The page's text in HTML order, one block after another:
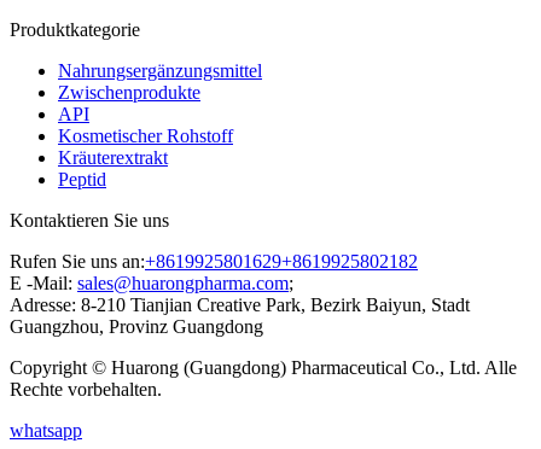
Produktkategorie
Nahrungsergänzungsmittel
Zwischenprodukte
API
Kosmetischer Rohstoff
Kräuterextrakt
Peptid
Kontaktieren Sie uns
Rufen Sie uns an:+8619925801629+8619925802182
E -Mail: sales@huarongpharma.com;
Adresse: 8-210 Tianjian Creative Park, Bezirk Baiyun, Stadt
Guangzhou, Provinz Guangdong
Copyright © Huarong (Guangdong) Pharmaceutical Co., Ltd. Alle
Rechte vorbehalten.
whatsapp